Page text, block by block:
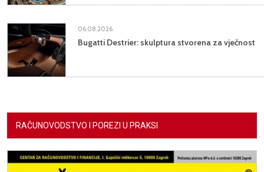
06.08.2026.
Bugatti Destrier: skulptura stvorena za vječnost
RAČUNOVODSTVO I POREZI U PRAKSI